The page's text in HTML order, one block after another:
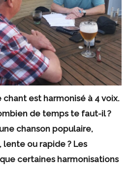
est harmonisé à 4 voix.
de temps te faut-il ?
chanson populaire,
lente ou rapide ? Les
certaines harmonisations